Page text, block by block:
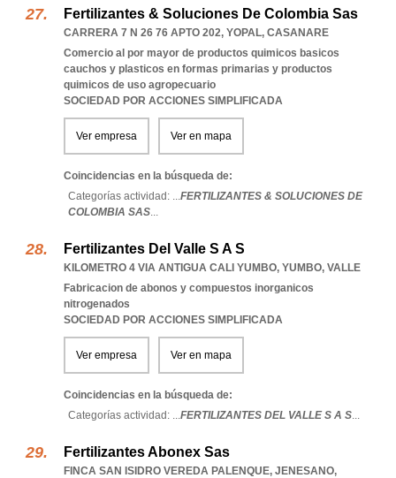
Fertilizantes & Soluciones De Colombia Sas
CARRERA 7 N 26 76 APTO 202, YOPAL, CASANARE
Comercio al por mayor de productos quimicos basicos
cauchos y plasticos en formas primarias y productos
quimicos de uso agropecuario
SOCIEDAD POR ACCIONES SIMPLIFICADA
Ver empresa Ver en mapa
Coincidencias en la búsqueda de:
Categorías actividad: ...FERTILIZANTES & SOLUCIONES DE
COLOMBIA SAS...
Fertilizantes Del Valle S A S
KILOMETRO 4 VIA ANTIGUA CALI YUMBO, YUMBO, VALLE
Fabricacion de abonos y compuestos inorganicos
nitrogenados
SOCIEDAD POR ACCIONES SIMPLIFICADA
Ver empresa Ver en mapa
Coincidencias en la búsqueda de:
Categorías actividad: ...FERTILIZANTES DEL VALLE S A S...
Fertilizantes Abonex Sas
FINCA SAN ISIDRO VEREDA PALENQUE, JENESANO,